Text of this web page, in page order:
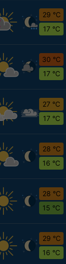
29 °C
17 °C
30 °C
17 °C
27 °C
17 °C
28 °C
16 °C
28 °C
15 °C
29 °C
16 °C